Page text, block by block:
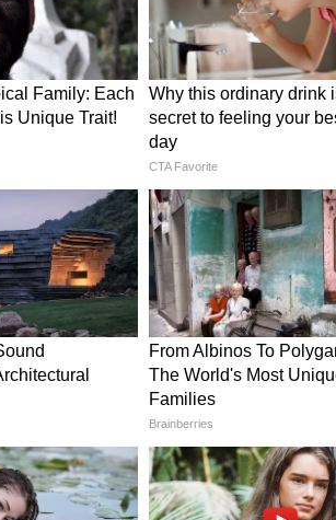
ছোঁয়া
হয়েছে। নিউট্রাল রঙের ব্যবহার,
এক প্রিমিয়াম লুক দিয়েছে।
যোগ করেছে। উঁচু ছাদ, জমকালো
আরও রাজকীয় করে তুলেছে। বড়
ইন্ডোর প্ল্যান্টস এনেছে এক সতেজ